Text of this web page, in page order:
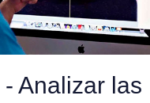
- Analizar las